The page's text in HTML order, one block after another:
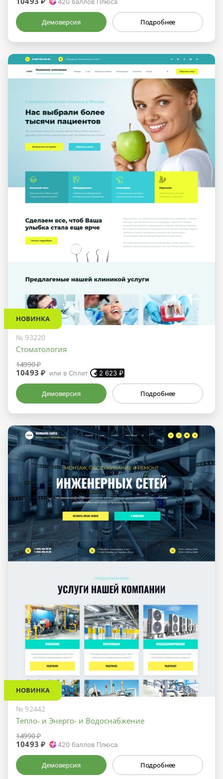
420 баллов Плюса
Демоверсия Подробнее
НОВИНКА
№ 93220
Стоматология
14990 ₽
10493 ₽ или в Сплит 2 623 ₽
Демоверсия Подробнее
НОВИНКА
№ 92442
Тепло- и Энерго- и Водоснабжение
14990 ₽
10493 ₽ 420 баллов Плюса
Демоверсия Подробнее